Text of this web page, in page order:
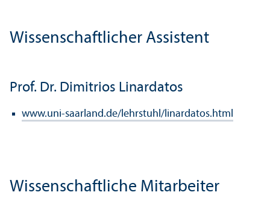
Wissenschaft­licher Assistent
Prof. Dr. Dimitrios Linardatos
www.uni-saarland.de/lehr­stuhl/linardatos.html
Wissenschaft­liche Mitarbeiter